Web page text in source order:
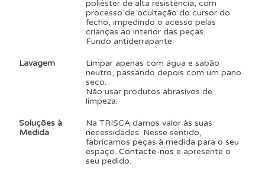
poliéster de alta resistência, com
processo de ocultação do cursor do
fecho, impedindo o acesso pelas
crianças ao interior das peças.
Fundo antiderrapante.
Lavagem
Limpar apenas com água e sabão
neutro, passando depois com um pano
seco.
Não usar produtos abrasivos de
limpeza.
Soluções à
Medida
Na TRISCA damos valor às suas
necessidades. Nesse sentido,
fabricamos peças à medida para o seu
espaço.Contacte-nos e apresente o
seu pedido.